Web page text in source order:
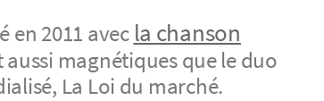
en 2011 avec la chanson
magnétiques que le duo
La Loi du marché.